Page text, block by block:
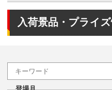
入荷景品・プライ